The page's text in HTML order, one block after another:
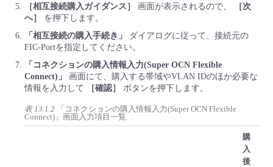
［相互接続購入ガイダンス］ 画面が表示されるので、
［次
へ］
を押下します。
「相互接続の購入手続き」
ダイアログに従って、接続元の
FIC-Portを指定してください。
「コネクションの購入情報入力(Super OCN Flexible
Connect)」
画面にて、購入する帯域やVLAN IDのほか必要な
情報を入力して
［確認］ ボタンを押下します。
表 13.1.2
「コネクションの購入情報入力(Super OCN Flexible
Connect)」画面入力項目一覧
購
入
後